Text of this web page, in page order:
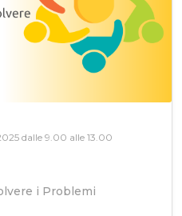
dalle 9.00 alle 13.00
i Problemi